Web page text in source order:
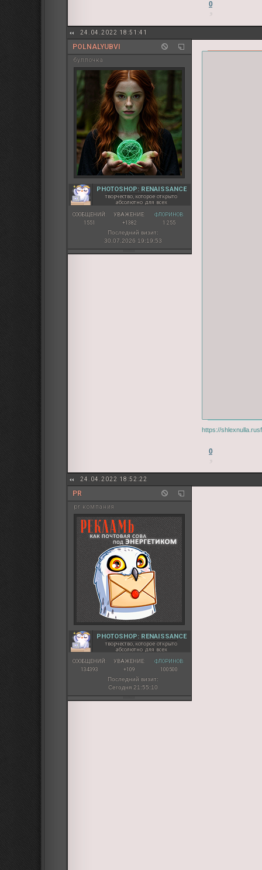
0
24.04.2022 18:51:41
POLNALYUBVI
буллочка
PHOTOSHOP: RENAISSANCE
творчество, которое открыто
абсолютно для всех
СООБЩЕНИЙ:
1551
УВАЖЕНИЕ:
+1382
ФЛОРИНОВ:
1 255
Последний визит:
30.07.2026 19:19:53
https://
0
24.04.2022 18:52:22
PR
pr компания
PHOTOSHOP: RENAISSANCE
творчество, которое открыто
абсолютно для всех
СООБЩЕНИЙ:
134393
УВАЖЕНИЕ:
+109
ФЛОРИНОВ:
100500
Последний визит:
Сегодня 21:55:10